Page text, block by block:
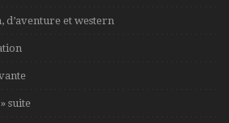
d’aventure et western
suite